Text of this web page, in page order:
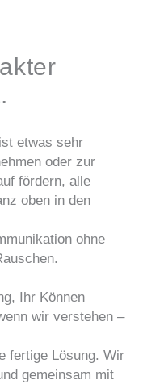
etwas sehr
oder zur
fördern, alle
oben in den
ohne
Ihr Können
wir verstehen –
fertige Lösung. Wir
gemeinsam mit